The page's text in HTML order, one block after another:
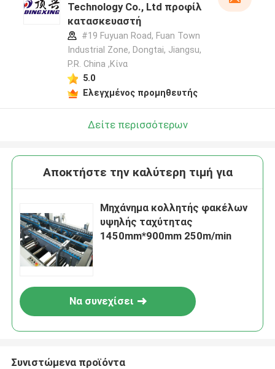
Technology Co., Ltd προφίλ
κατασκευαστή
#19 Fuyuan Road, Fuan Town
Industrial Zone, Dongtai, Jiangsu,
P.R. China ,Κίνα
5.0
Ελεγχμένος προμηθευτής
Δείτε περισσότερων
Αποκτήστε την καλύτερη τιμή για
Μηχάνημα κολλητής φακέλων
υψηλής ταχύτητας
1450mm*900mm 250m/min
Να συνεχίσει
Συνιστώμενα προϊόντα